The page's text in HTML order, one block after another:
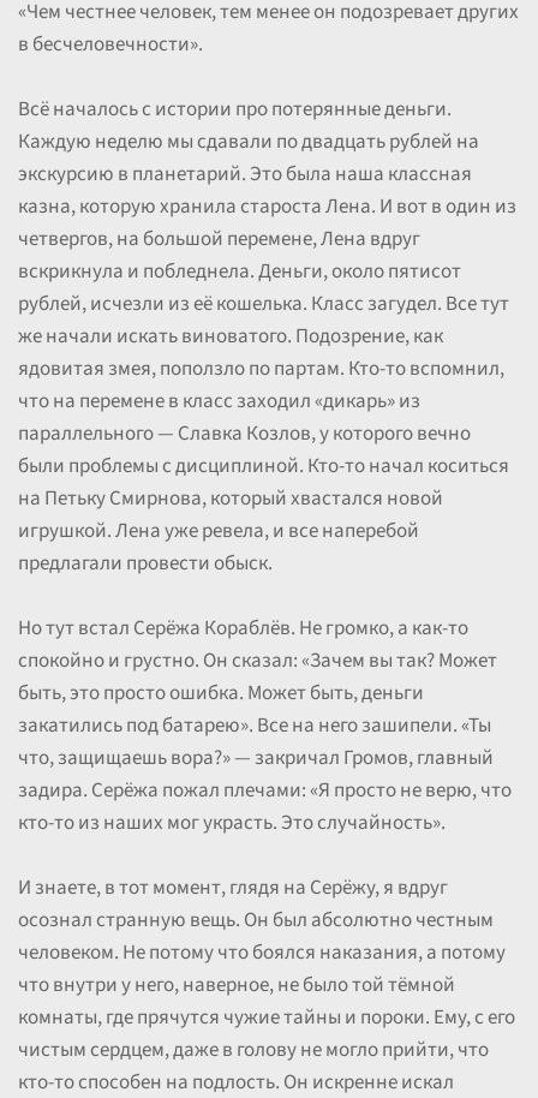
«Чем честнее человек, тем менее он подозревает других
в бесчеловечности».
Всё началось с истории про потерянные деньги.
Каждую неделю мы сдавали по двадцать рублей на
экскурсию в планетарий. Это была наша классная
казна, которую хранила староста Лена. И вот в один из
четвергов, на большой перемене, Лена вдруг
вскрикнула и побледнела. Деньги, около пятисот
рублей, исчезли из её кошелька. Класс загудел. Все тут
же начали искать виноватого. Подозрение, как
ядовитая змея, поползло по партам. Кто-то вспомнил,
что на перемене в класс заходил «дикарь» из
параллельного — Славка Козлов, у которого вечно
были проблемы с дисциплиной. Кто-то начал коситься
на Петьку Смирнова, который хвастался новой
игрушкой. Лена уже ревела, и все наперебой
предлагали провести обыск.
Но тут встал Серёжа Кораблёв. Не громко, а как-то
спокойно и грустно. Он сказал: «Зачем вы так? Может
быть, это просто ошибка. Может быть, деньги
закатились под батарею». Все на него зашипели. «Ты
что, защищаешь вора?» — закричал Громов, главный
задира. Серёжа пожал плечами: «Я просто не верю, что
кто-то из наших мог украсть. Это случайность».
И знаете, в тот момент, глядя на Серёжу, я вдруг
осознал странную вещь. Он был абсолютно честным
человеком. Не потому что боялся наказания, а потому
что внутри у него, наверное, не было той тёмной
комнаты, где прячутся чужие тайны и пороки. Ему, с его
чистым сердцем, даже в голову не могло прийти, что
кто-то способен на подлость. Он искренне искал